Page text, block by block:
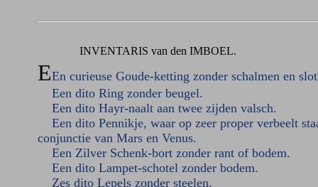
INVENTARIS van den IMBOEL.
EEn curieuse Goude-ketting zonder schalmen en
Een dito Ring zonder beugel.
Een dito Hayr-naalt aan twee zijden valsch.
Een dito Pennikje, waar op zeer proper verbeelt
conjunctie van Mars en Venus.
Een Zilver Schenk-bort zonder rant of bodem.
Een dito Lampet-schotel zonder bodem.
Zes dito Lepels zonder steelen.